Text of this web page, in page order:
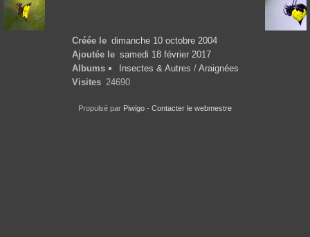
Créée le dimanche 10 octobre 2004
Ajoutée le samedi 18 février 2017
Albums
Insectes & Autres / Araignées
Visites 24690
Propulsé par Piwigo - Contacter le webmestre